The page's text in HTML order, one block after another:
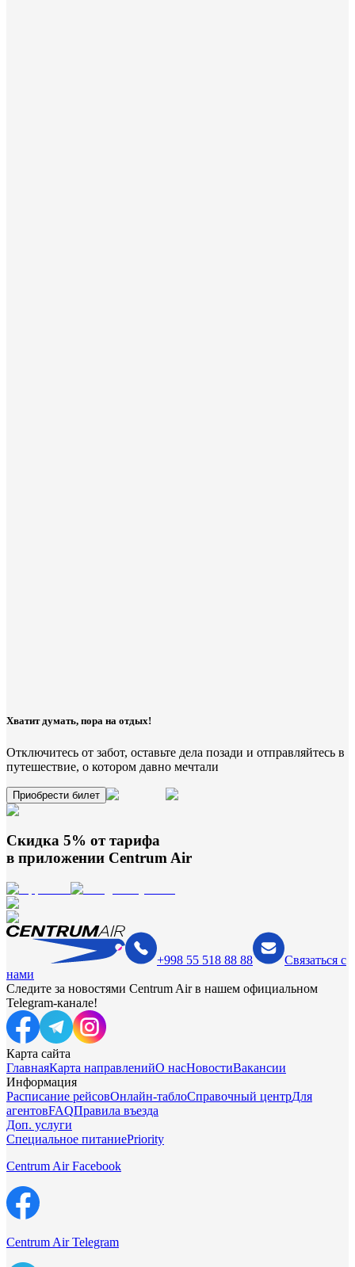
Хватит думать, пора на отдых!
Отключитесь от забот, оставьте дела позади и отправляйтесь в
путешествие, о котором давно мечтали
Приобрести билет
Скидка 5% от тарифа
в приложении Centrum Air
+998 55 518 88 88
Связаться с
нами
Следите за новостями Centrum Air в нашем официальном
Telegram-канале!
Карта сайта
ГлавнаяКарта направленийО насНовостиВакансии
Информация
Расписание рейсовОнлайн-таблоСправочный центрДля
агентовFAQПравила въезда
Доп. услуги
Специальное питаниеPriority
Centrum Air Facebook
Centrum Air Telegram